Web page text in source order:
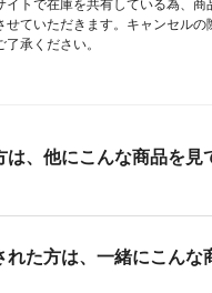
トで在庫を共有している為、商
せていただきます。キャンセルの
承ください。
は、他にこんな商品を見
れた方は、一緒にこんな